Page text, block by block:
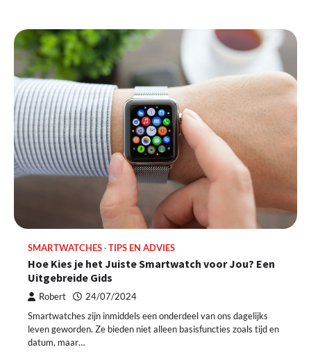
SMARTWATCHES TIPS EN ADVIES
Hoe Kies je het Juiste Smartwatch voor Jou? Een
Uitgebreide Gids
Robert 24/07/2024
Smartwatches zijn inmiddels een onderdeel van ons dagelijks
leven geworden. Ze bieden niet alleen basisfuncties zoals tijd en
datum, maar…